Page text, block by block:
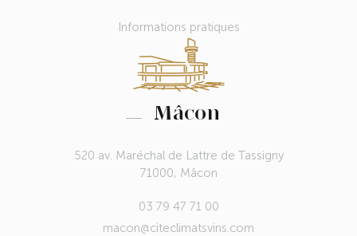
Informations pratiques
Mâcon
520 av. Maréchal de Lattre de Tassigny
71000, Mâcon
03 79 47 71 00
macon@citeclimatsvins.com